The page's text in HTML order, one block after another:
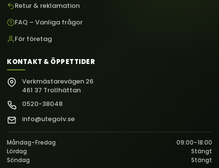
Retur & reklamation
FAQ – Vanliga frågor
För företag
KONTAKT & ÖPPETTIDER
Verkmästarevägen 26
461 37 Trollhättan
0520-38048
info@utegolv.se
Måndag–Fredag
09:00–18:00
Lördag
Stängt
Söndag
Stängt